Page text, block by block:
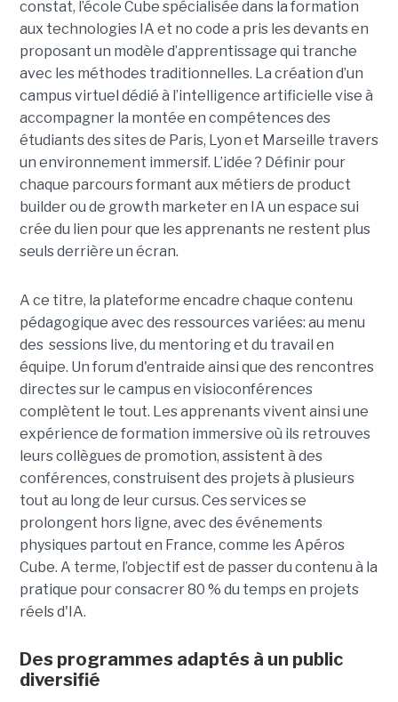
constat, l’école Cube spécialisée dans la formation
aux technologies IA et no code a pris les devants en
proposant un modèle d’apprentissage qui tranche
avec les méthodes traditionnelles. La création d’un
campus virtuel dédié à l’intelligence artificielle vise à
accompagner la montée en compétences des
étudiants des sites de Paris, Lyon et Marseille travers
un environnement immersif. L’idée ? Définir pour
chaque parcours formant aux métiers de product
builder ou de growth marketer en IA un espace sui
crée du lien pour que les apprenants ne restent plus
seuls derrière un écran.
A ce titre, la plateforme encadre chaque contenu
pédagogique avec des ressources variées: au menu
des sessions live, du mentoring et du travail en
équipe. Un forum d'entraide ainsi que des rencontres
directes sur le campus en visioconférences
complètent le tout. Les apprenants vivent ainsi une
expérience de formation immersive où ils retrouves
leurs collègues de promotion, assistent à des
conférences, construisent des projets à plusieurs
tout au long de leur cursus. Ces services se
prolongent hors ligne, avec des événements
physiques partout en France, comme les Apéros
Cube. A terme, l’objectif est de passer du contenu à la
pratique pour consacrer 80 % du temps en projets
réels d'IA.
Des programmes adaptés à un public
diversifié